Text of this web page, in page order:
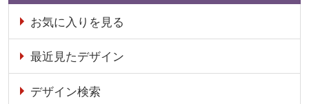
お気に入りを見る
最近見たデザイン
デザイン検索